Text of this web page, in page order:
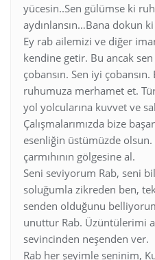
yücesin..Sen gülümse ki
aydınlansın…Bana dokun
Ey rab ailemizi ve diğer
kendine getir. Bu ancak
çobansın. Sen iyi
ruhumuza merhamet et.
yol yolcularına kuvvet ve
Çalışmalarımızda bize
esenliğin üstümüzde
çarmıhının gölgesine al.
Seni seviyorum Rab, seni
soluğumla zikreden ben,
senden olduğunu
unuttur Rab. Üzüntülerimi
sevincinden neşenden ver.
Rab her şeyimle seninim,